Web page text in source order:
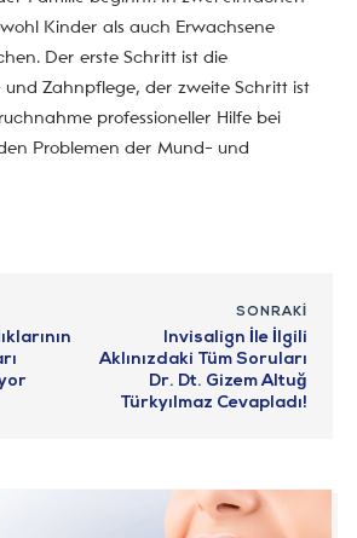
Kinder als auch Erwachsene
Der erste Schritt ist die
Zahnpflege, der zweite Schritt ist
professioneller Hilfe bei
Problemen der Mund- und
SONRAKI
Invisalign İle İlgili
Aklınızdaki Tüm Soruları
Dr. Dt. Gizem Altuğ
Türkyılmaz Cevapladı!